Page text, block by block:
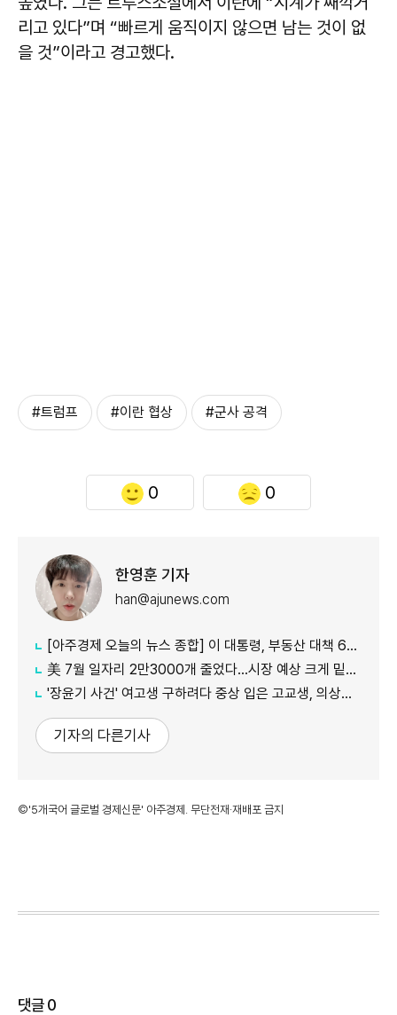
리고 있다”며 “빠르게 움직이지 않으면 남는 것이 없
을 것”이라고 경고했다.
#트럼프 #이란 협상 #군사 공격
0 0
한영훈 기자
han@ajunews.com
[아주경제 오늘의 뉴스 종합] 이 대통령, 부동산 대책 6시간 점검…"기존 방식 벗어나 과감히 실행" 外
美 7월 일자리 2만3000개 줄었다…시장 예상 크게 밑돈 '고용 쇼크'
'장윤기 사건' 여고생 구하려다 중상 입은 고교생, 의상자 인정
기자의 다른기사
©'5개국어 글로벌 경제신문' 아주경제. 무단전재·재배포 금지
댓글0